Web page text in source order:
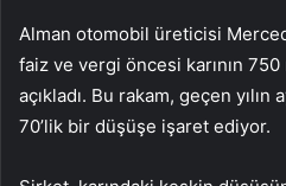
Alman otomobil üreticisi
faiz ve vergi öncesi karının
açıkladı. Bu rakam, geçen
70’lik bir düşüşe işaret ediyor.